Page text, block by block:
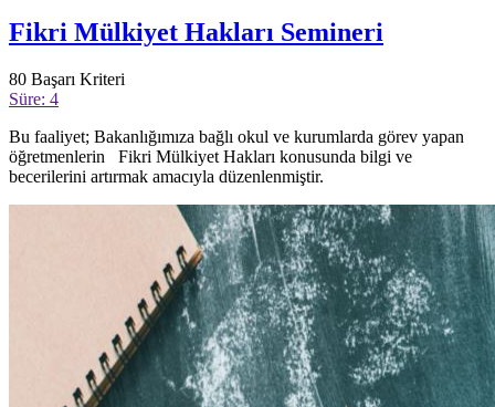
Fikri Mülkiyet Hakları Semineri
80 Başarı Kriteri
Süre: 4
Bu faaliyet; Bakanlığımıza bağlı okul ve kurumlarda görev yapan
öğretmenlerin Fikri Mülkiyet Hakları konusunda bilgi ve
becerilerini artırmak amacıyla düzenlenmiştir.